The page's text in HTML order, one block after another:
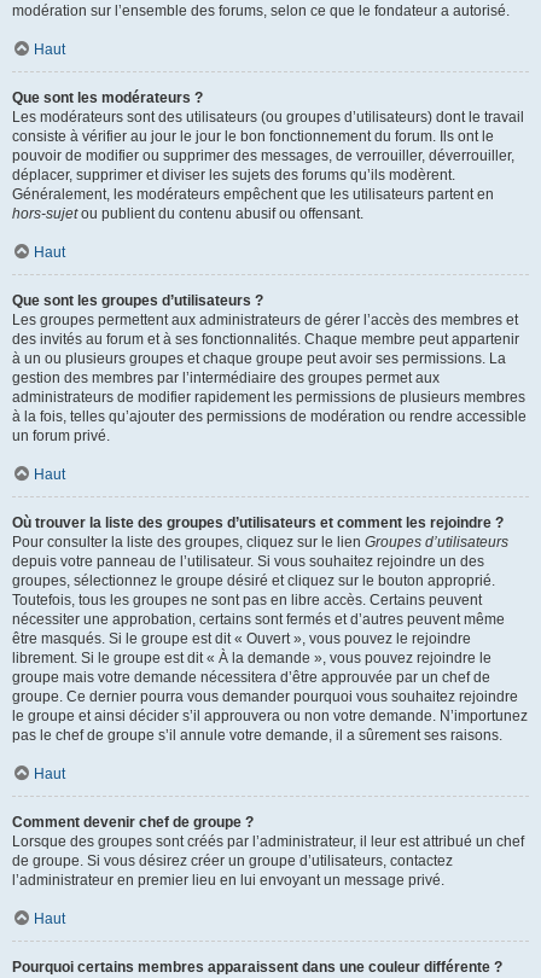
modération sur l’ensemble des forums, selon ce que le fondateur a autorisé.
Haut
Que sont les modérateurs ?
Les modérateurs sont des utilisateurs (ou groupes d’utilisateurs) dont le travail
consiste à vérifier au jour le jour le bon fonctionnement du forum. Ils ont le
pouvoir de modifier ou supprimer des messages, de verrouiller, déverrouiller,
déplacer, supprimer et diviser les sujets des forums qu’ils modèrent.
Généralement, les modérateurs empêchent que les utilisateurs partent en
hors-sujetou publient du contenu abusif ou offensant.
Haut
Que sont les groupes d’utilisateurs ?
Les groupes permettent aux administrateurs de gérer l’accès des membres et
des invités au forum et à ses fonctionnalités. Chaque membre peut appartenir
à un ou plusieurs groupes et chaque groupe peut avoir ses permissions. La
gestion des membres par l’intermédiaire des groupes permet aux
administrateurs de modifier rapidement les permissions de plusieurs membres
à la fois, telles qu’ajouter des permissions de modération ou rendre accessible
un forum privé.
Haut
Où trouver la liste des groupes d’utilisateurs et comment les rejoindre ?
Pour consulter la liste des groupes, cliquez sur le lien Groupes d’utilisateurs
depuis votre panneau de l’utilisateur. Si vous souhaitez rejoindre un des
groupes, sélectionnez le groupe désiré et cliquez sur le bouton approprié.
Toutefois, tous les groupes ne sont pas en libre accès. Certains peuvent
nécessiter une approbation, certains sont fermés et d’autres peuvent même
être masqués. Si le groupe est dit « Ouvert », vous pouvez le rejoindre
librement. Si le groupe est dit « À la demande », vous pouvez rejoindre le
groupe mais votre demande nécessitera d’être approuvée par un chef de
groupe. Ce dernier pourra vous demander pourquoi vous souhaitez rejoindre
le groupe et ainsi décider s’il approuvera ou non votre demande. N’importunez
pas le chef de groupe s’il annule votre demande, il a sûrement ses raisons.
Haut
Comment devenir chef de groupe ?
Lorsque des groupes sont créés par l’administrateur, il leur est attribué un chef
de groupe. Si vous désirez créer un groupe d’utilisateurs, contactez
l’administrateur en premier lieu en lui envoyant un message privé.
Haut
Pourquoi certains membres apparaissent dans une couleur différente ?